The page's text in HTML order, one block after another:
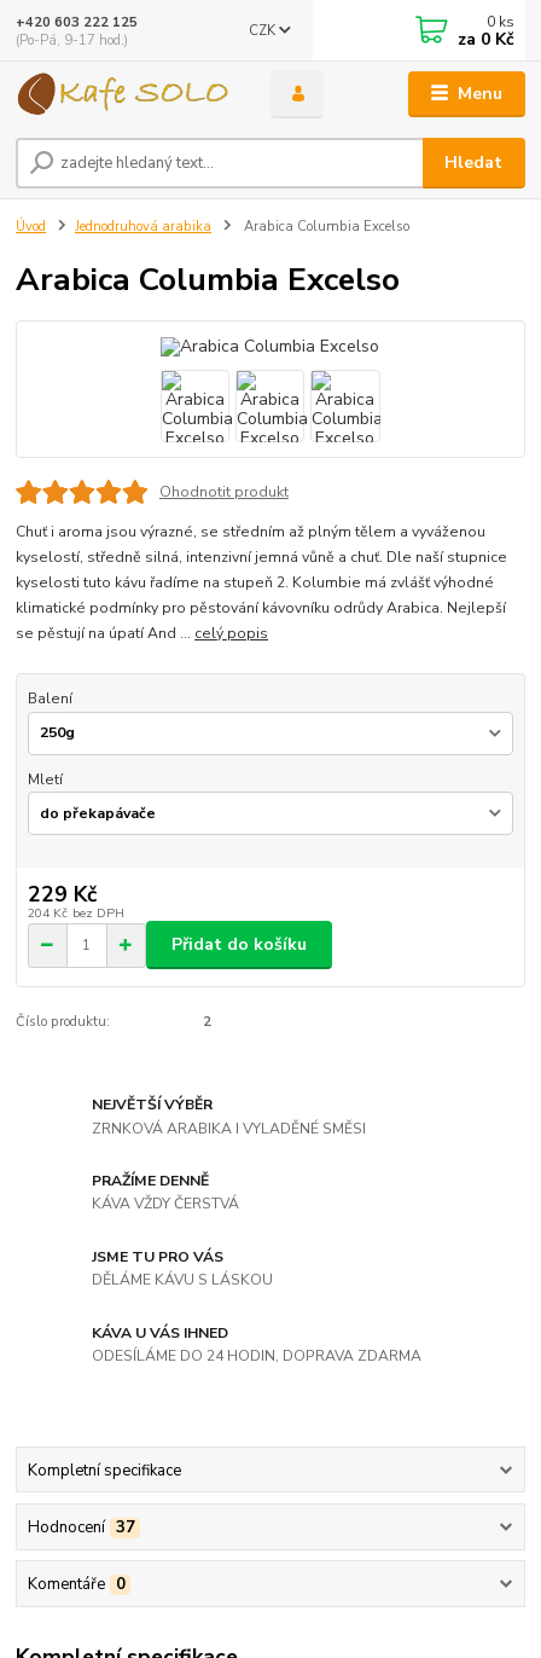
Menu
CZK
Hledat
+420 603 222 125
(Po-Pá, 9-17 hod.)
0 ks
za 0 Kč
Úvod Jednodruhová arabika Arabica Columbia Excelso
Arabica Columbia Excelso
Ohodnotit produkt
Chuť i aroma jsou výrazné, se středním až plným tělem a vyváženou
kyselostí, středně silná, intenzivní jemná vůně a chuť. Dle naší stupnice
kyselosti tuto kávu řadíme na stupeň 2. Kolumbie má zvlášť výhodné
klimatické podmínky pro pěstování kávovníku odrůdy Arabica. Nejlepší
se pěstují na úpatí And ... celý popis
Balení
Mletí
229 Kč
204 Kč bez DPH
Přidat do košíku
Číslo produktu: 2
NEJVĚTŠÍ VÝBĚR
ZRNKOVÁ ARABIKA I VYLADĚNÉ SMĚSI
PRAŽÍME DENNĚ
KÁVA VŽDY ČERSTVÁ
JSME TU PRO VÁS
DĚLÁME KÁVU S LÁSKOU
KÁVA U VÁS IHNED
ODESÍLÁME DO 24 HODIN, DOPRAVA ZDARMA
Kompletní specifikace
Hodnocení 37
Komentáře 0